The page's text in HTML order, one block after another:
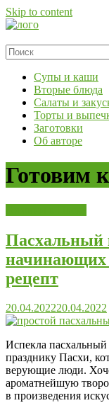
Skip to content
Супы и каши
Вторые блюда
Салаты и
Торты и
Заготовки
Об авторе
Готовим
Пасхальный
начинающих
рецепт
20.04.202220.04.2022
Испекла
празднику Пасхи,
верующие люди.
ароматнейшую
в произведения